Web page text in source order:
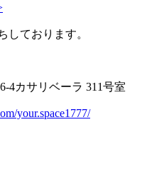
しております。
4カサリベーラ 311号室
your.space1777/